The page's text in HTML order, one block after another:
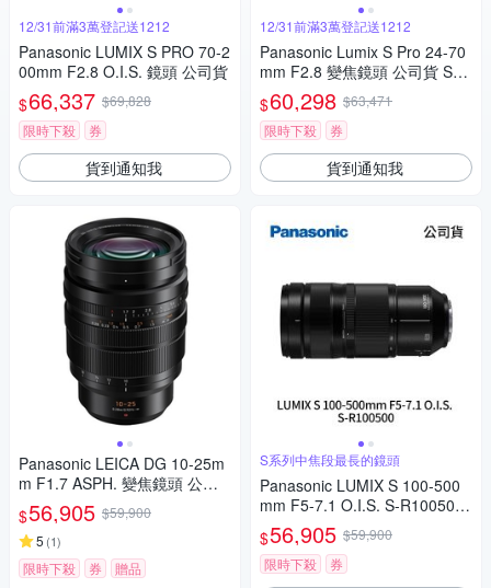
12/31前滿3萬登記送1212
Panasonic LUMIX S PRO 70-2
00mm F2.8 O.I.S. 鏡頭 公司貨
$66,337 $69,828
限時下殺
券
貨到通知我
Panasonic LEICA DG 10-25m
m F1.7 ASPH. 變焦鏡頭 公司
貨
$56,905 $59,900
5 (1)
限時下殺 券 贈品
12/31前滿3萬登記送1212
Panasonic Lumix S Pro 24-70
mm F2.8 變焦鏡頭 公司貨 S-E
2470
$60,298 $63,471
限時下殺
券
貨到通知我
S系列中焦段最長的鏡頭
Panasonic LUMIX S 100-500
mm F5-7.1 O.I.S. S-R100500
(公司貨)
$56,905 $59,900
限時下殺
券